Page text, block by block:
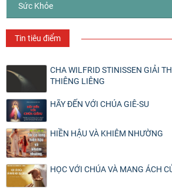
Sức Khỏe
Tin tiêu điểm
CHA WILFRID STINISSEN GIẢI
THIÊNG LIÊNG
HÃY ĐẾN VỚI CHÚA GIÊ-SU
HIỀN HẬU VÀ KHIÊM NHƯỜNG
HỌC VỚI CHÚA VÀ MANG ÁCH